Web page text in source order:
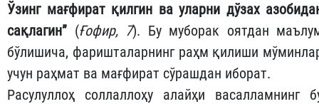
Ўзинг мағфират қилгин ва уларни дўзах
сақлагин” (Ғофир, 7). Бу муборак оятдан
бўлишича, фаришталарнинг раҳм қилиши
учун раҳмат ва мағфират сўрашдан иборат.
Расулуллоҳ соллаллоҳу алайҳи васалламнинг